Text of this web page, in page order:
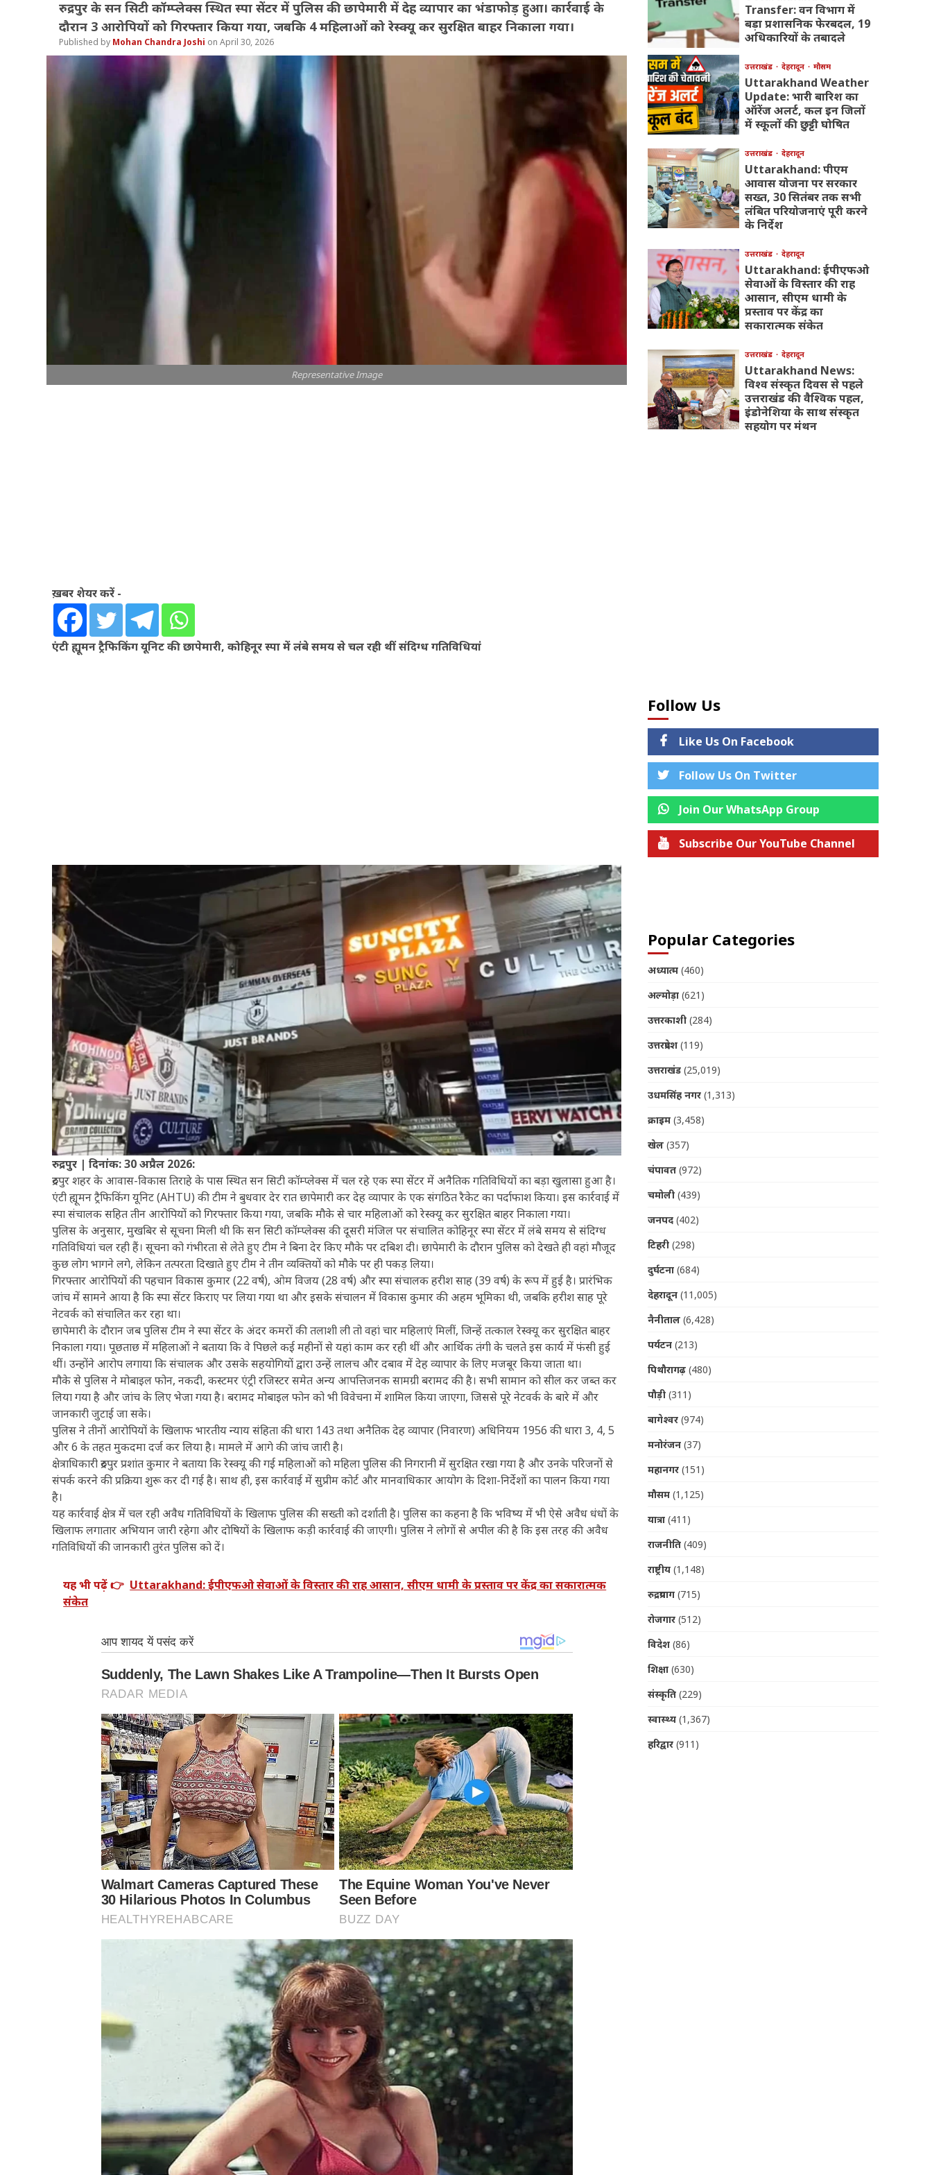
रुद्रपुर के सन सिटी कॉम्प्लेक्स स्थित स्पा सेंटर में पुलिस की छापेमारी में देह व्यापार का भंडाफोड़ हुआ। कार्रवाई के
दौरान 3 आरोपियों को गिरफ्तार किया गया, जबकि 4 महिलाओं को रेस्क्यू कर सुरक्षित बाहर निकाला गया।
Mohan Chandra Joshi April 30, 2026
Representative Image
ख़बर शेयर करें -
एंटी ह्यूमन ट्रैफिकिंग यूनिट की छापेमारी, कोहिनूर स्पा में लंबे समय से चल रही थीं संदिग्ध गतिविधियां
रुद्रपुर | दिनांक: 30 अप्रैल 2026:
रुद्रपुर शहर के आवास-विकास तिराहे के पास स्थित सन सिटी कॉम्प्लेक्स में चल रहे एक स्पा सेंटर में अनैतिक गतिविधियों का बड़ा खुलासा हुआ है।
एंटी ह्यूमन ट्रैफिकिंग यूनिट (AHTU) की टीम ने बुधवार देर रात छापेमारी कर देह व्यापार के एक संगठित रैकेट का पर्दाफाश किया। इस कार्रवाई में
स्पा संचालक सहित तीन आरोपियों को गिरफ्तार किया गया, जबकि मौके से चार महिलाओं को रेस्क्यू कर सुरक्षित बाहर निकाला गया।
पुलिस के अनुसार, मुखबिर से सूचना मिली थी कि सन सिटी कॉम्प्लेक्स की दूसरी मंजिल पर संचालित कोहिनूर स्पा सेंटर में लंबे समय से संदिग्ध
गतिविधियां चल रही हैं। सूचना को गंभीरता से लेते हुए टीम ने बिना देर किए मौके पर दबिश दी। छापेमारी के दौरान पुलिस को देखते ही वहां मौजूद
कुछ लोग भागने लगे, लेकिन तत्परता दिखाते हुए टीम ने तीन व्यक्तियों को मौके पर ही पकड़ लिया।
गिरफ्तार आरोपियों की पहचान विकास कुमार (22 वर्ष), ओम विजय (28 वर्ष) और स्पा संचालक हरीश साह (39 वर्ष) के रूप में हुई है। प्रारंभिक
जांच में सामने आया है कि स्पा सेंटर किराए पर लिया गया था और इसके संचालन में विकास कुमार की अहम भूमिका थी, जबकि हरीश साह पूरे
नेटवर्क को संचालित कर रहा था।
छापेमारी के दौरान जब पुलिस टीम ने स्पा सेंटर के अंदर कमरों की तलाशी ली तो वहां चार महिलाएं मिलीं, जिन्हें तत्काल रेस्क्यू कर सुरक्षित बाहर
निकाला गया। पूछताछ में महिलाओं ने बताया कि वे पिछले कई महीनों से यहां काम कर रही थीं और आर्थिक तंगी के चलते इस कार्य में फंसी हुई
थीं। उन्होंने आरोप लगाया कि संचालक और उसके सहयोगियों द्वारा उन्हें लालच और दबाव में देह व्यापार के लिए मजबूर किया जाता था।
मौके से पुलिस ने मोबाइल फोन, नकदी, कस्टमर एंट्री रजिस्टर समेत अन्य आपत्तिजनक सामग्री बरामद की है। सभी सामान को सील कर जब्त कर
लिया गया है और जांच के लिए भेजा गया है। बरामद मोबाइल फोन को भी विवेचना में शामिल किया जाएगा, जिससे पूरे नेटवर्क के बारे में और
जानकारी जुटाई जा सके।
पुलिस ने तीनों आरोपियों के खिलाफ भारतीय न्याय संहिता की धारा 143 तथा अनैतिक देह व्यापार (निवारण) अधिनियम 1956 की धारा 3, 4, 5
और 6 के तहत मुकदमा दर्ज कर लिया है। मामले में आगे की जांच जारी है।
क्षेत्राधिकारी रुद्रपुर प्रशांत कुमार ने बताया कि रेस्क्यू की गई महिलाओं को महिला पुलिस की निगरानी में सुरक्षित रखा गया है और उनके परिजनों से
संपर्क करने की प्रक्रिया शुरू कर दी गई है। साथ ही, इस कार्रवाई में सुप्रीम कोर्ट और मानवाधिकार आयोग के दिशा-निर्देशों का पालन किया गया
है।
यह कार्रवाई क्षेत्र में चल रही अवैध गतिविधियों के खिलाफ पुलिस की सख्ती को दर्शाती है। पुलिस का कहना है कि भविष्य में भी ऐसे अवैध धंधों के
खिलाफ लगातार अभियान जारी रहेगा और दोषियों के खिलाफ कड़ी कार्रवाई की जाएगी। पुलिस ने लोगों से अपील की है कि इस तरह की अवैध
गतिविधियों की जानकारी तुरंत पुलिस को दें।
यह भी पढ़ें 👉 Uttarakhand: ईपीएफओ सेवाओं के विस्तार की राह आसान, सीएम धामी के प्रस्ताव पर केंद्र का सकारात्मक
संकेत
Transfer: वन विभाग में
बड़ा प्रशासनिक फेरबदल, 19
अधिकारियों के तबादले
उत्तराखंड देहरादून मौसम
Uttarakhand Weather
Update: भारी बारिश का
ऑरेंज अलर्ट, कल इन जिलों
में स्कूलों की छुट्टी घोषित
उत्तराखंड देहरादून
Uttarakhand: पीएम
आवास योजना पर सरकार
सख्त, 30 सितंबर तक सभी
लंबित परियोजनाएं पूरी करने
के निर्देश
उत्तराखंड देहरादून
Uttarakhand: ईपीएफओ
सेवाओं के विस्तार की राह
आसान, सीएम धामी के
प्रस्ताव पर केंद्र का
सकारात्मक संकेत
उत्तराखंड देहरादून
Uttarakhand News:
विश्व संस्कृत दिवस से पहले
उत्तराखंड की वैश्विक पहल,
इंडोनेशिया के साथ संस्कृत
सहयोग पर मंथन
Follow Us
Like Us On Facebook
Follow Us On Twitter
Join Our WhatsApp Group
Subscribe Our YouTube Channel
Popular Categories
अध्यात्म(460)
अल्मोड़ा(621)
उत्तरकाशी(284)
उत्तरप्रदेश(119)
उत्तराखंड(25,019)
उधमसिंह नगर(1,313)
क्राइम(3,458)
खेल(357)
चंपावत(972)
चमोली(439)
जनपद(402)
टिहरी(298)
दुर्घटना(684)
देहरादून(11,005)
नैनीताल(6,428)
पर्यटन(213)
पिथौरागढ़(480)
पौड़ी(311)
बागेश्वर(974)
मनोरंजन(37)
महानगर(151)
मौसम(1,125)
यात्रा(411)
राजनीति(409)
राष्ट्रीय(1,148)
रुद्रप्रयाग(715)
रोजगार(512)
विदेश(86)
शिक्षा(630)
संस्कृति(229)
स्वास्थ्य(1,367)
हरिद्वार(911)